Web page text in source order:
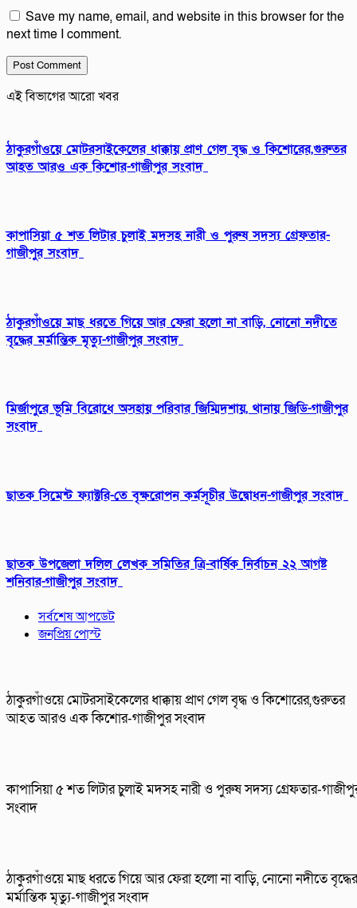
Save my name, email, and website in this browser for the
next time I comment.
এই বিভাগের আরো খবর
ঠাকুরগাঁওয়ে মোটরসাইকেলের ধাক্কায় প্রাণ গেল বৃদ্ধ ও কিশোরের,গুরুতর
আহত আরও এক কিশোর-গাজীপুর সংবাদ
কাপাসিয়া ৫ শত লিটার চুলাই মদসহ নারী ও পুরুষ সদস্য গ্রেফতার-
গাজীপুর সংবাদ
ঠাকুরগাঁওয়ে মাছ ধরতে গিয়ে আর ফেরা হলো না বাড়ি, নোনো নদীতে
বৃদ্ধের মর্মান্তিক মৃত্যু-গাজীপুর সংবাদ
মির্জাপুরে ভূমি বিরোধে অসহায় পরিবার জিম্মিদশায়, থানায় জিডি-গাজীপুর
সংবাদ
ছাতক সিমেন্ট ফ্যাক্টরি-তে বৃক্ষরোপন কর্মসূচীর উদ্বোধন-গাজীপুর সংবাদ
ছাতক উপজেলা দলিল লেখক সমিতির ত্রি-বার্ষিক নির্বাচন ২২ আগষ্ট
শনিবার-গাজীপুর সংবাদ
সর্বশেষ আপডেট
জনপ্রিয় পোস্ট
ঠাকুরগাঁওয়ে মোটরসাইকেলের ধাক্কায় প্রাণ গেল বৃদ্ধ ও কিশোরের,গুরুতর
আহত আরও এক কিশোর-গাজীপুর সংবাদ
কাপাসিয়া ৫ শত লিটার চুলাই মদসহ নারী ও পুরুষ সদস্য গ্রেফতার-
সংবাদ
ঠাকুরগাঁওয়ে মাছ ধরতে গিয়ে আর ফেরা হলো না বাড়ি, নোনো নদীতে বৃদ্ধের
মর্মান্তিক মৃত্যু-গাজীপুর সংবাদ